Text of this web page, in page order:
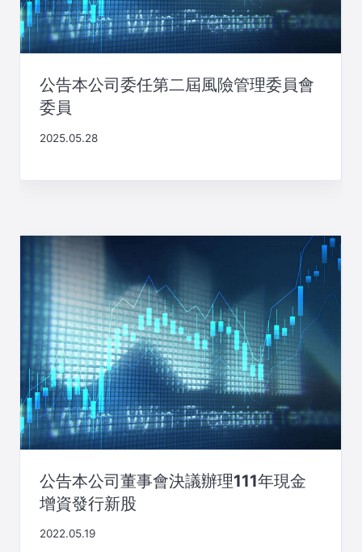
公告本公司委任第二屆風險管理委員會
委員
2025.05.28
公告本公司董事會決議辦理111年現金
增資發行新股
2022.05.19